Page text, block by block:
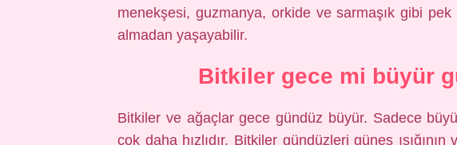
menekşesi, guzmanya, orkide ve sarmaşık gibi pek
almadan yaşayabilir.
Bitkiler gece mi büyür
Bitkiler ve ağaçlar gece gündüz büyür. Sadece
çok daha hızlıdır. Bitkiler gündüzleri güneş